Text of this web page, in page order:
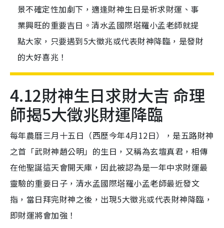
景不確定性加劇下，適逢財神生日是祈求財運、事
業興旺的重要吉日。清水孟國際塔羅小孟老師就提
點大家，只要遇到5大徵兆或代表財神降臨，是發財
的大好喜兆！
4.12財神生日求財大吉 命理
師揭5大徵兆財運降臨
每年農曆三月十五日（西歷今年4月12日），是五路財神
之首「武財神趙公明」的生日，又稱為玄壇真君，相傳
在他聖誕這天會開天庫，因此被認為是一年中求財運最
靈驗的重要日子，清水孟國際塔羅小孟老師最近發文
指，當日拜完財神之後，出現5大徵兆或代表財神降臨，
即財運將會加強！